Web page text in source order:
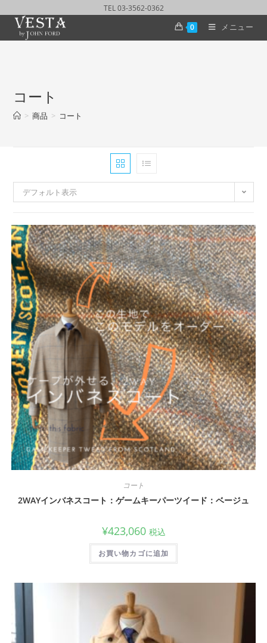
TEL 03-3562-0362
0
メニュー
コート
> 商品 > コート
デフォルト表示
コート
2WAYインバネスコート：ゲームキーパーツイード：ベージュ
¥423,060 税込
お買い物カゴに追加